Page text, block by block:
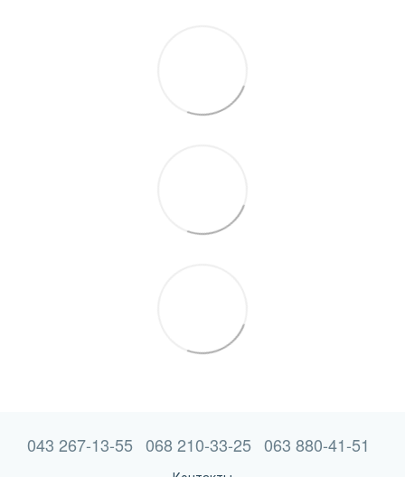
043 267-13-55 068 210-33-25 063 880-41-51